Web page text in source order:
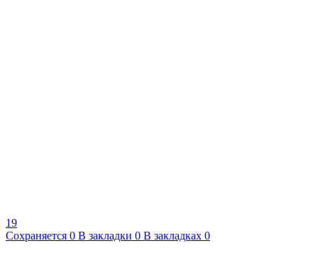
19
Сохраняется 0 В закладки 0 В закладках 0